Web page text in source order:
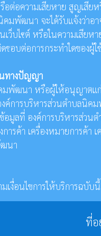
รือต่อความเสียหาย สูญเสี
คมพัฒนา จะได้รับแจ้งว่าอ
เว็บไซต์ หรือในความเสีย
บต่อการกระทำใดของผู้ใ
ทางปัญญา
มพัฒนา หรือผู้ให้อนุญาตแ
ค์การบริหารส่วนตำบลนิ
ข้อมูลที่ องค์การบริหาร
งการค้า เครื่องหมายกา
นา
เงื่อนไขการให้บริการฉบั
ที่อ